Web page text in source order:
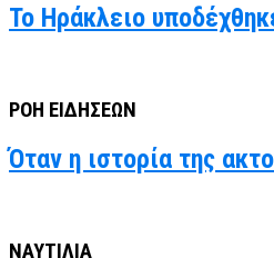
Το Ηράκλειο
ΡΟΗ ΕΙΔΗΣΕΩΝ
Όταν η ιστορία της
ΝΑΥΤΙΛΙΑ